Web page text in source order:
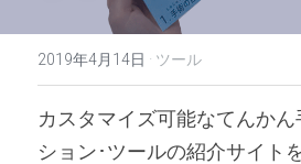
2019年4月14日 · ツール
カスタマイズ可能なてんか
ション･ツールの紹介サイト